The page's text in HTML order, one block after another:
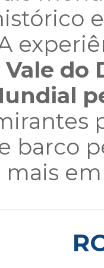
Vale do
barco
mais